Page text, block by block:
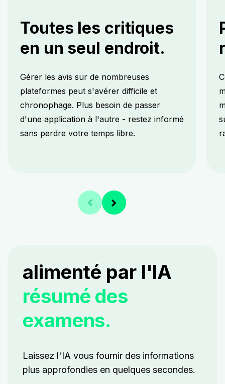
Toutes les critiques
en un seul endroit.
Gérer les avis sur de nombreuses
plateformes peut s'avérer difficile et
chronophage. Plus besoin de passer
d'une application à l'autre - restez informé
sans perdre votre temps libre.
alimenté par l'IA
résumé des
examens.
Laissez l'IA vous fournir des informations
plus approfondies en quelques secondes.